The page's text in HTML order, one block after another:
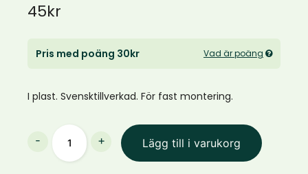
45kr
Pris med poäng 30kr Vad är poäng
I plast. Svensktillverkad. För fast montering.
-
Saltstenshållare
+ Lägg till i varukorg